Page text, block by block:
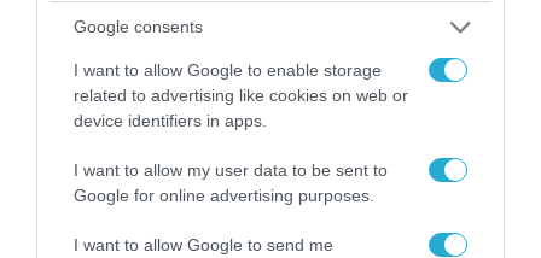
Google consents
I want to allow Google to enable storage
related to advertising like cookies on web or
device identifiers in apps.
I want to allow my user data to be sent to
Google for online advertising purposes.
I want to allow Google to send me
07.08.2026 | 20:02
Ο Γιάννης Αλαφούζος «τέλειωσε» τον
Κωνσταντίνο Ζούλα από τον ΣΚΑΪ – Ο λόγος της
απομάκρυνσής του